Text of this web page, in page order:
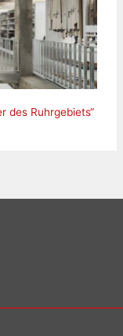
des Ruhrgebiets“